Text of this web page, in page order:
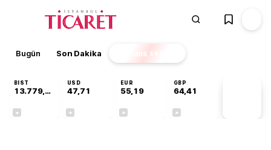
Bugün Son Dakika Finans EKSTRA
BIST
13.779,39
USD
47,71
EUR
55,19
GBP
64,41